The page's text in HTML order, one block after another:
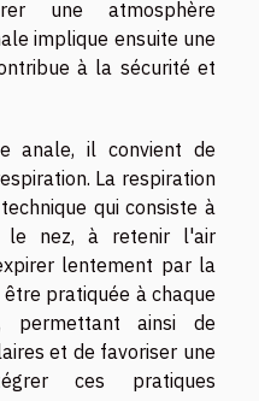
une atmosphère
implique ensuite une
à la sécurité et
anale, il convient de
La respiration
qui consiste à
le nez, à retenir l'air
lentement par la
pratiquée à chaque
permettant ainsi de
et de favoriser une
ces pratiques